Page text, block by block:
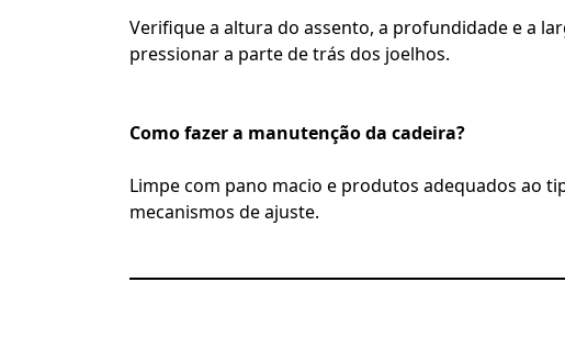
Verifique a altura do assento, a profundidade e a
pressionar a parte de trás dos joelhos.
Como fazer a manutenção da cadeira?
Limpe com pano macio e produtos adequados ao
mecanismos de ajuste.